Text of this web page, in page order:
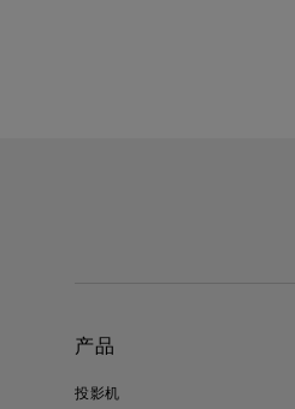
产品
投影机